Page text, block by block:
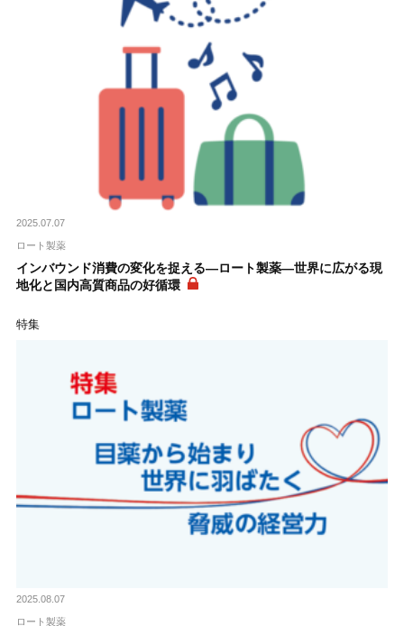
2025.07.07
ロート製薬
インバウンド消費の変化を捉える―ロート製薬―世界に広がる現
地化と国内高質商品の好循環
特集
2025.08.07
ロート製薬